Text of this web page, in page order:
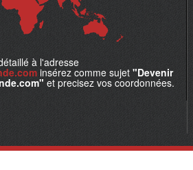
à l'adresse
insérez comme sujet "Devenir
et precisez vos coordonnées.